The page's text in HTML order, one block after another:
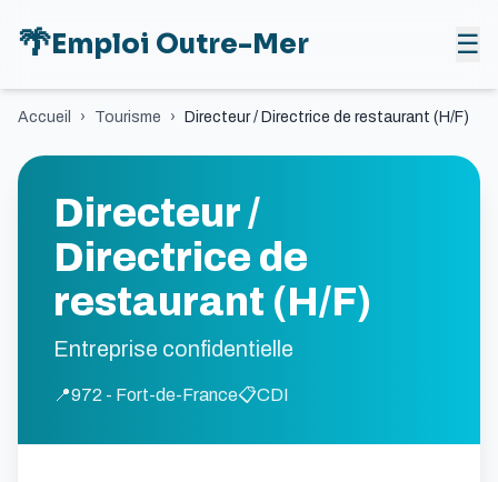
🌴Emploi Outre-Mer ☰
Accueil › Tourisme › Directeur / Directrice de restaurant (H/F)
Directeur /
Directrice de
restaurant (H/F)
Entreprise confidentielle
📍972 - Fort-de-France📋CDI